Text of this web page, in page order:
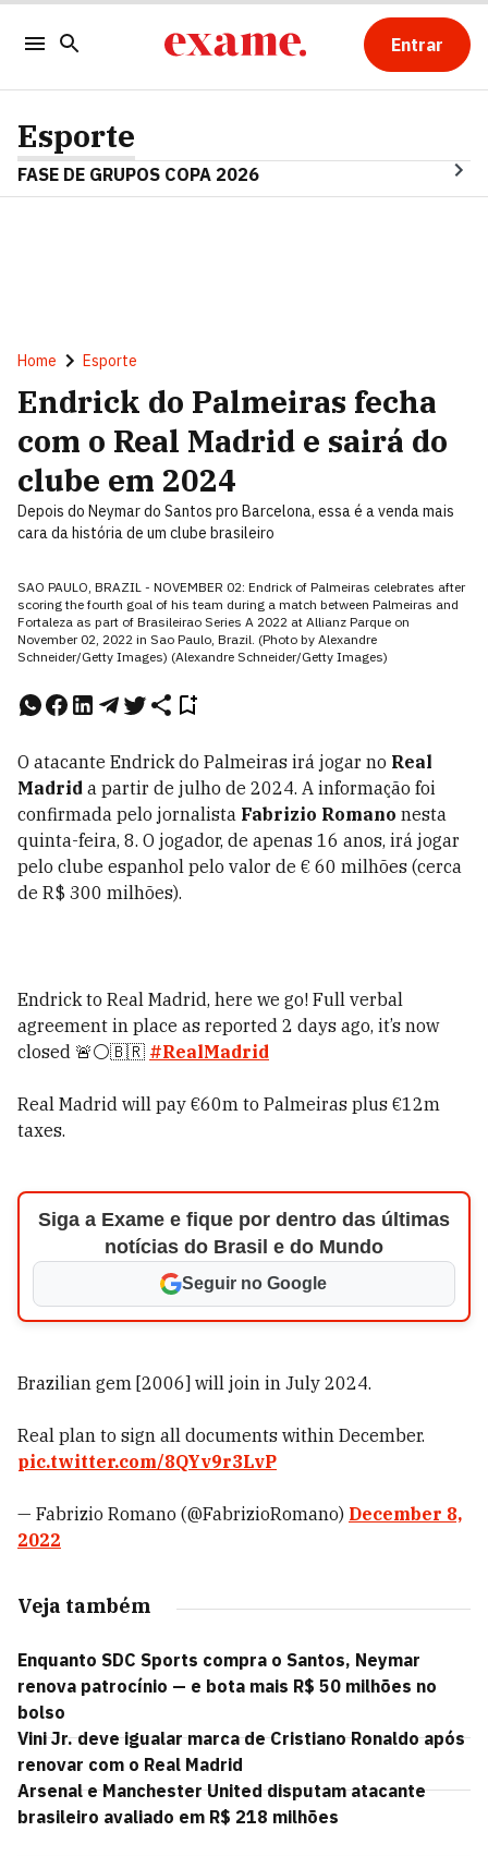
Entrar
Esporte
FASE DE GRUPOS COPA 2026
Home Esporte
Endrick do Palmeiras fecha
com o Real Madrid e sairá do
clube em 2024
Depois do Neymar do Santos pro Barcelona, essa é a venda mais
cara da história de um clube brasileiro
SAO PAULO, BRAZIL - NOVEMBER 02: Endrick of Palmeiras celebrates after
scoring the fourth goal of his team during a match between Palmeiras and
Fortaleza as part of Brasileirao Series A 2022 at Allianz Parque on
November 02, 2022 in Sao Paulo, Brazil. (Photo by Alexandre
Schneider/Getty Images) (Alexandre Schneider/Getty Images)
O atacante Endrick do Palmeiras irá jogar no Real
Madrid a partir de julho de 2024. A informação foi
confirmada pelo jornalista Fabrizio Romano nesta
quinta-feira, 8. O jogador, de apenas 16 anos, irá jogar
pelo clube espanhol pelo valor de € 60 milhões (cerca
de R$ 300 milhões).
Endrick to Real Madrid, here we go! Full verbal
agreement in place as reported 2 days ago, it’s now
closed 🚨⚪️🇧🇷 #RealMadrid
Real Madrid will pay €60m to Palmeiras plus €12m
taxes.
Siga a Exame e fique por dentro das últimas
notícias do Brasil e do Mundo
Seguir no Google
Brazilian gem [2006] will join in July 2024.
Real plan to sign all documents within December.
pic.twitter.com/8QYv9r3LvP
— Fabrizio Romano (@FabrizioRomano) December 8,
2022
Veja também
Enquanto SDC Sports compra o Santos, Neymar
renova patrocínio — e bota mais R$ 50 milhões no
bolso
Vini Jr. deve igualar marca de Cristiano Ronaldo após
renovar com o Real Madrid
Arsenal e Manchester United disputam atacante
brasileiro avaliado em R$ 218 milhões